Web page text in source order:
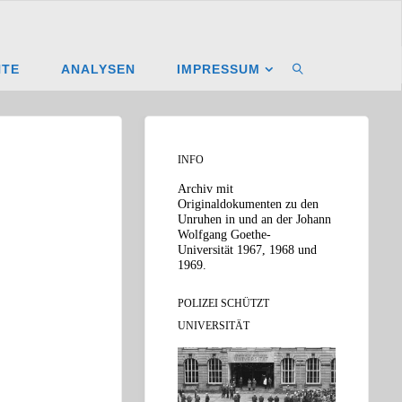
ANALYSEN IMPRESSUM
INFO
Archiv mit
Originaldokumenten zu den
Unruhen in und an der Johann
Wolfgang Goethe-
Universität 1967, 1968 und
1969.
POLIZEI SCHÜTZT
UNIVERSITÄT